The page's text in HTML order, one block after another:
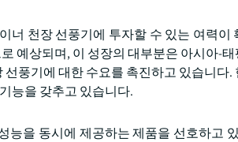
너 천장 선풍기에 투자할 수 있는 여력이
예상되며, 이 성장의 대부분은 아시아-
풍기에 대한 수요를 촉진하고 있습니다.
능을 갖추고 있습니다.
을 동시에 제공하는 제품을 선호하고